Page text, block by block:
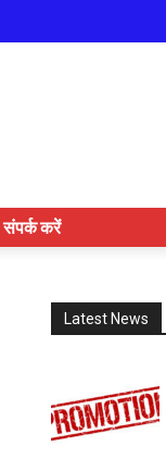
संपर्क करें
Latest News